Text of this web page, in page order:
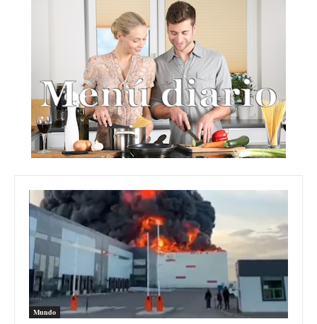
Mundo